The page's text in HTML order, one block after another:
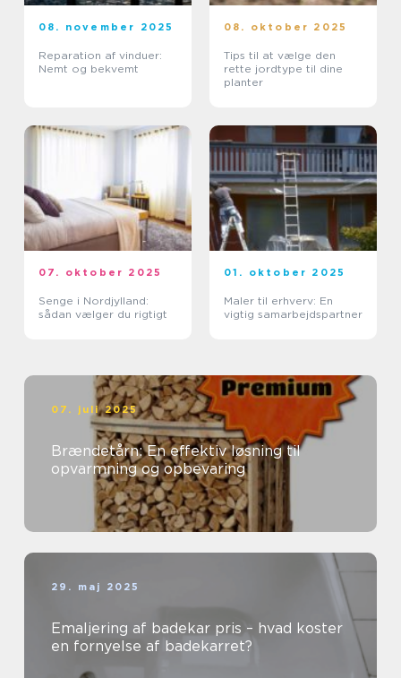
08. november 2025
Reparation af vinduer:
Nemt og bekvemt
08. oktober 2025
Tips til at vælge den
rette jordtype til dine
planter
07. oktober 2025
Senge i Nordjylland:
sådan vælger du rigtigt
01. oktober 2025
Maler til erhverv: En
vigtig samarbejdspartner
07. juli 2025
Brændetårn: En effektiv løsning til
opvarmning og opbevaring
29. maj 2025
Emaljering af badekar pris – hvad koster
en fornyelse af badekarret?